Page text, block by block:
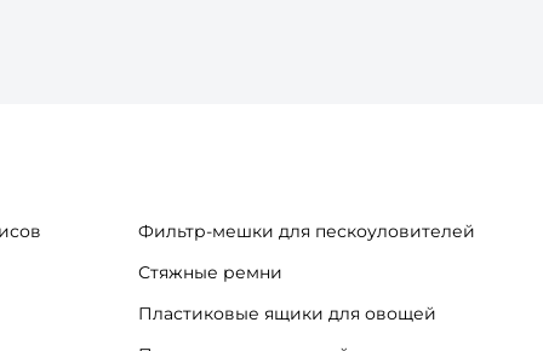
Фильтр-мешки для пескоуловителей
Стяжные ремни
Пластиковые ящики для овощей